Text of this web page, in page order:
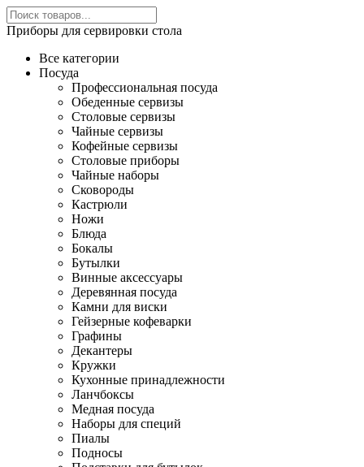
Приборы для сервировки стола
Все категории
Посуда
Профессиональная посуда
Обеденные сервизы
Столовые сервизы
Чайные сервизы
Кофейные сервизы
Столовые приборы
Чайные наборы
Сковороды
Кастрюли
Ножи
Блюда
Бокалы
Бутылки
Винные аксессуары
Деревянная посуда
Камни для виски
Гейзерные кофеварки
Графины
Декантеры
Кружки
Кухонные принадлежности
Ланчбоксы
Медная посуда
Наборы для специй
Пиалы
Подносы